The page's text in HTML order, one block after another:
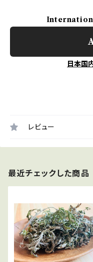
日本国
レビュー
最近チェックした商品